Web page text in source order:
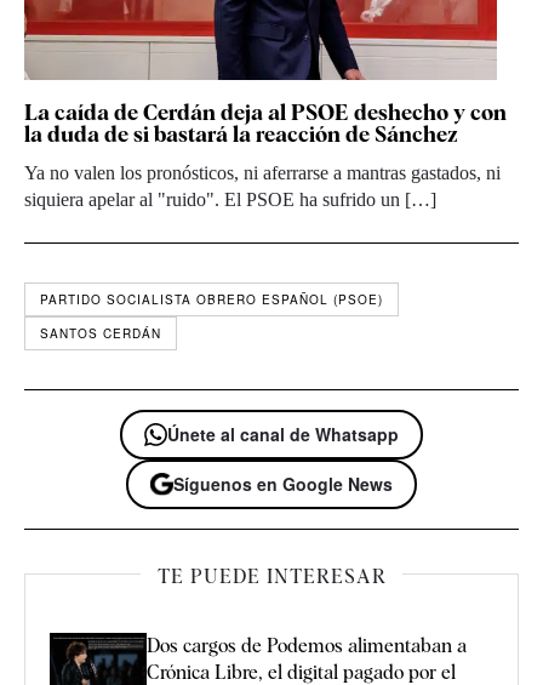
La caída de Cerdán deja al PSOE deshecho y con
la duda de si bastará la reacción de Sánchez
Ya no valen los pronósticos, ni aferrarse a mantras gastados, ni
siquiera apelar al "ruido". El PSOE ha sufrido un […]
PARTIDO SOCIALISTA OBRERO ESPAÑOL (PSOE)
SANTOS CERDÁN
Únete al canal de Whatsapp
Síguenos en Google News
TE PUEDE INTERESAR
Dos cargos de Podemos alimentaban a
Crónica Libre, el digital pagado por el